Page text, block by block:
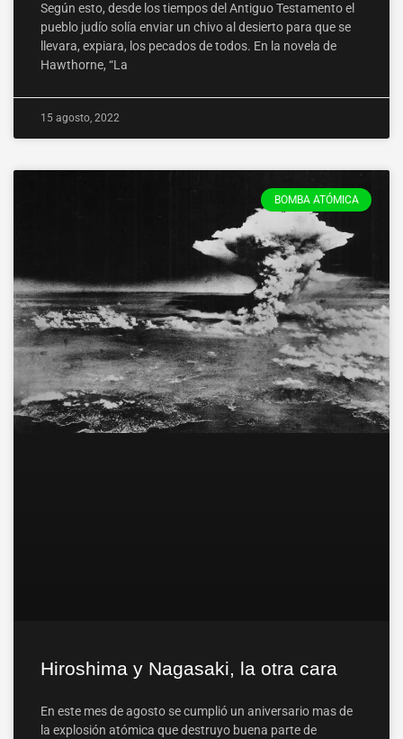
Según esto, desde los tiempos del Antiguo Testamento el
pueblo judío solía enviar un chivo al desierto para que se
llevara, expiara, los pecados de todos. En la novela de
Hawthorne, “La
15 agosto, 2022
BOMBA ATÓMICA
Hiroshima y Nagasaki, la otra cara
En este mes de agosto se cumplió un aniversario mas de
la explosión atómica que destruyo buena parte de